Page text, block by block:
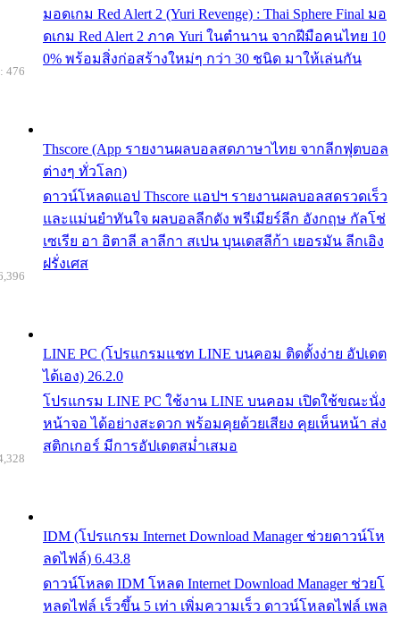
มอดเกม Red Alert 2 (Yuri Revenge) : Thai Sphere Final มอ
ดเกม Red Alert 2 ภาค Yuri ในตำนาน จากฝีมือคนไทย 10
0% พร้อมสิ่งก่อสร้างใหม่ๆ กว่า 30 ชนิด มาให้เล่นกัน
Thscore (App รายงานผลบอลสดภาษาไทย จากลีกฟุตบอล
ต่างๆ ทั่วโลก)
ดาวน์โหลดแอป Thscore แอปฯ รายงานผลบอลสดรวดเร็ว
และแม่นยำทันใจ ผลบอลลีกดัง พรีเมียร์ลีก อังกฤษ กัลโช่
เซเรีย อา อิตาลี ลาลีกา สเปน บุนเดสลีก้า เยอรมัน ลีกเอิง
ฝรั่งเศส
476
LINE PC (โปรแกรมแชท LINE บนคอม ติดตั้งง่าย อัปเดต
ได้เอง) 26.2.0
โปรแกรม LINE PC ใช้งาน LINE บนคอม เปิดใช้ขณะนั่ง
หน้าจอ ได้อย่างสะดวก พร้อมคุยด้วยเสียง คุยเห็นหน้า ส่ง
สติกเกอร์ มีการอัปเดตสม่ำเสมอ
IDM (โปรแกรม Internet Download Manager ช่วยดาวน์โห
ลดไฟล์) 6.43.8
ดาวน์โหลด IDM โหลด Internet Download Manager ช่วยโ
หลดไฟล์ เร็วขึ้น 5 เท่า เพิ่มความเร็ว ดาวน์โหลดไฟล์ เพล